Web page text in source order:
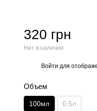
320 грн
Нет в наличии
Войти для
Объем
100мл 0.5л